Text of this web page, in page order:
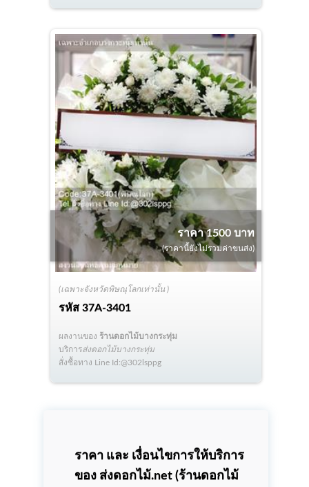
(เฉพาะจังหวัดพิษณุโลกเท่านั้น )
รหัส37A-3401
ราคา 1500 บาท
(ราคานี้ยังไม่รวมค่าขนส่ง)
ผลงานของ ร้านดอกไม้บางกระทุ่ม
บริการส่งดอกไม้บางกระทุ่ม
สั่งซื้อทาง Line Id:@302lsppg
ราคา และ เงื่อนไขการให้บริการ
ของ ส่งดอกไม้.net (ร้านดอกไม้